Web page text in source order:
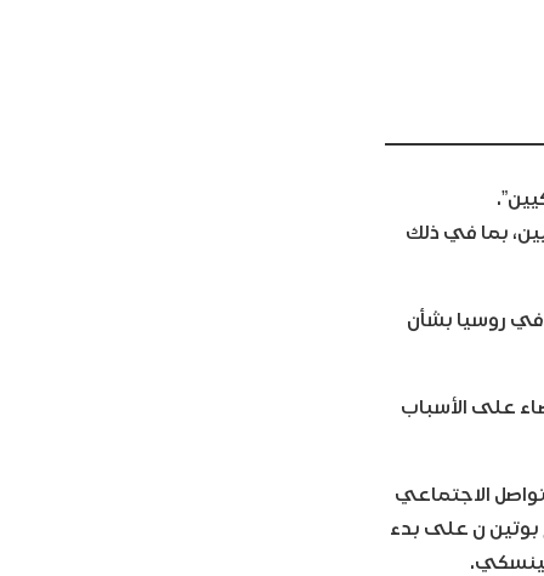
بما في ذلك
في روسيا بشأن
على الأسباب
الاجتماعي
بوتين ن على بدء